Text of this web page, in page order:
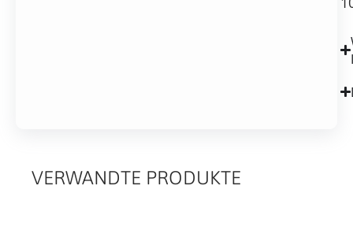
VERWANDTE PRODUKTE